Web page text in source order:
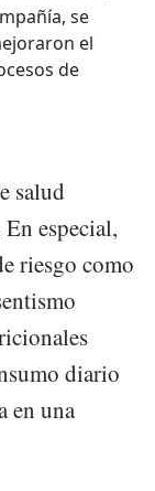
se
el
de
salud
especial,
riesgo como
diario
en una